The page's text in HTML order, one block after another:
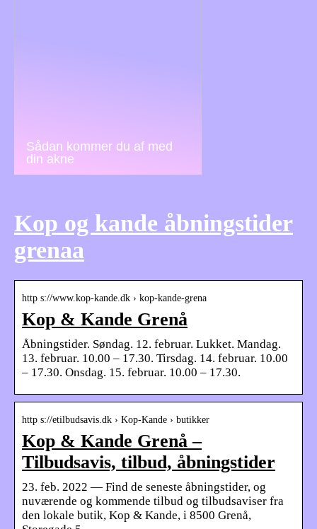
Sådan kommer du af med
din akne
Kop og kande åbningstider
grenaa
http s://www.kop-kande.dk › kop-kande-grena
Kop & Kande Grenå
Åbningstider. Søndag. 12. februar. Lukket. Mandag.
13. februar. 10.00 – 17.30. Tirsdag. 14. februar. 10.00
– 17.30. Onsdag. 15. februar. 10.00 – 17.30.
http s://etilbudsavis.dk › Kop-Kande › butikker
Kop & Kande Grenå –
Tilbudsavis, tilbud, åbningstider
23. feb. 2022 — Find de seneste åbningstider, og
nuværende og kommende tilbud og tilbudsaviser fra
den lokale butik, Kop & Kande, i 8500 Grenå,